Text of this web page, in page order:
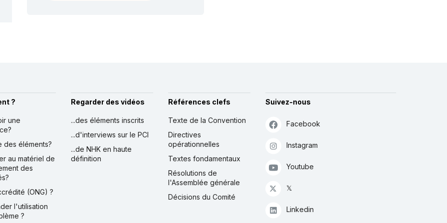
?
une
des éléments?
au matériel de
des
(ONG) ?
l'utilisation
?
Regarder des vidéos
...des éléments inscrits
...d'interviews sur le PCI
...de NHK en haute
définition
Références clefs
Texte de la Convention
Directives
opérationnelles
Textes fondamentaux
Résolutions de
l'Assemblée générale
Décisions du Comité
Suivez-nous
Facebook
Instagram
Youtube
𝕏
Linkedin